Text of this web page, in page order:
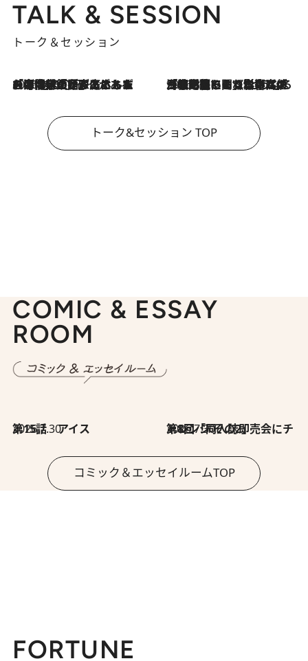
TALK & SESSION
トーク＆セッション
2026.8.3
「今後値上げがあるとすれば…」「リスクがあるのは今年の冬」エネルギー専門家が語る、ホルムズ海峡封鎖が家庭にもたらす“ある心配” 2026.8.3
「住宅建てられない…」「サーチャージ料の高値が続いている」ホルムズ海峡封鎖による影響はいつまで続く？《エネルギー専門家に聞く“どうなる日本の暮らし”》
トーク&セッション TOP
COMIC & ESSAY
ROOM
2026.7.30
第15話 アイス 2026.7.30
第8回「同人誌即売会にチャレンジ その2」
コミック＆エッセイルームTOP
FORTUNE